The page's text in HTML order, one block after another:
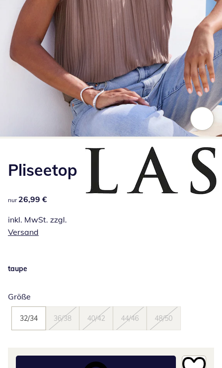
Pliseetop
26,99 €
nur 26,99 €
inkl. MwSt. zzgl.
Versand
taupe
Größe
32/34 36/38 40/42 44/46 48/50